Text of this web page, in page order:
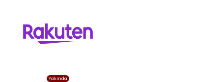
Yakında